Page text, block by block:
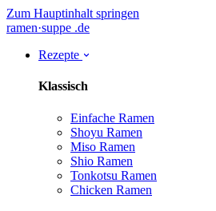
Zum Hauptinhalt springen
ramen·suppe .de
Rezepte
Klassisch
Einfache Ramen
Shoyu Ramen
Miso Ramen
Shio Ramen
Tonkotsu Ramen
Chicken Ramen